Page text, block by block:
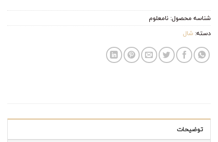
شناسه محصول: نامعلوم
دسته: شال
توضیحات